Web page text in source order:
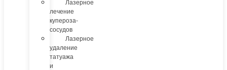
Лазерное
лечение
купероза-
сосудов
Лазерное
удаление
татуажа
и